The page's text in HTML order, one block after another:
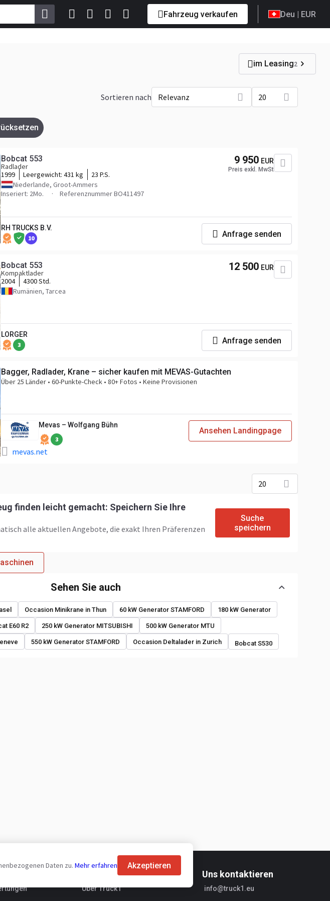
Fahrzeug verkaufen Deu | EUR
im Leasing2
Sortieren nach Relevanz 20
Bobcat 553
Radlader
1999
Leergewicht: 431 kg
23 P.S.
Niederlande, Groot-Ammers
Inseriert: 2Mo.
Referenznummer BO411497
9 950 EUR
Preis exkl. MwSt
RH TRUCKS B.V.
10 Anfrage senden
Bobcat 553
Kompaktlader
2004
4300 Std.
Rumänien, Tarcea
12 500 EUR
LORGER
3 Anfrage senden
Bagger, Radlader, Krane – sicher kaufen mit MEVAS-Gutachten
Über 25 Länder • 60-Punkte-Check • 80+ Fotos • Keine Provisionen
Mevas – Wolfgang Bühn
3
mevas.net
Ansehen Landingpage
20
finden leicht gemacht: Speichern Sie Ihre
alle aktuellen Angebote, die exakt Ihren Präferenzen
Suche
speichern
Sehen Sie auch
Occasion Minikrane in Thun 60 kW Generator STAMFORD 180 kW Generator
E60 R2 250 kW Generator MITSUBISHI 500 kW Generator MTU
550 kW Generator STAMFORD Occasion Deltalader in Zurich Bobcat S530
Informationen
Über Truck1
Uns kontaktieren
info@truck1.eu
Daten zu. Mehr erfahren Akzeptieren